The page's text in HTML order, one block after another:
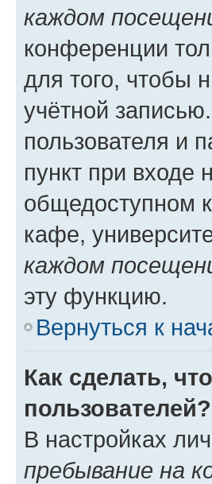
каждом
конференции
для того, чтобы
учётной
пользователя и
пункт при входе
общедоступном
кафе,
каждом
эту функцию.
Вернуться к
Как сделать,
пользователей?
В настройках
пребывание на